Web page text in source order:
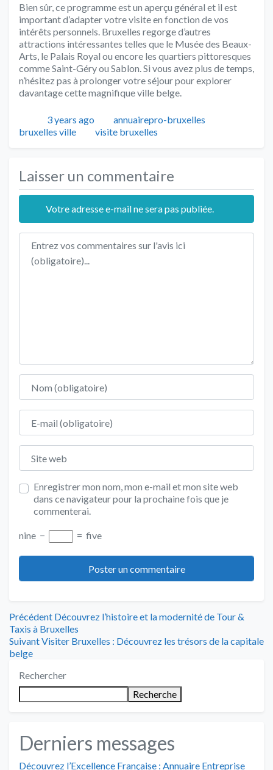
Bien sûr, ce programme est un aperçu général et il est
important d’adapter votre visite en fonction de vos
intérêts personnels. Bruxelles regorge d’autres
attractions intéressantes telles que le Musée des Beaux-
Arts, le Palais Royal ou encore les quartiers pittoresques
comme Saint-Géry ou Sablon. Si vous avez plus de temps,
n’hésitez pas à prolonger votre séjour pour explorer
davantage cette magnifique ville belge.
Publié3 years ago Auteur
annuairepro-bruxelles
bruxelles ville
Tags
visite bruxelles
Laisser un commentaire
Votre adresse e-mail ne sera pas publiée.
Texte de l'avis
Nom
E-mail
Site web
Enregistrer mon nom, mon e-mail et mon site web
dans ce navigateur pour la prochaine fois que je
commenterai.
nine − = five
Navigation
de
l’article
Précédent Article
précédent
:
Découvrez l’histoire et la modernité de Tour &
Taxis à Bruxelles
SuivantArticle
Visiter Bruxelles : Découvrez les trésors de la capitale
belge
Rechercher
Recherche
Derniers messages
Découvrez l’Excellence Française : Annuaire Entreprise